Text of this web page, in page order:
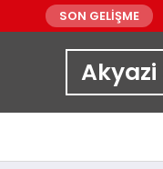
SON GELİŞME
Akyazi